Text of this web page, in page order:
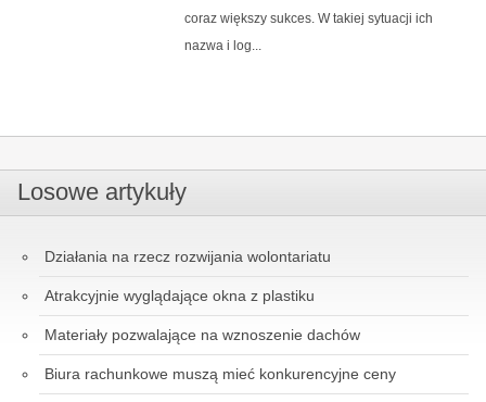
coraz większy sukces. W takiej sytuacji ich
nazwa i log...
Losowe artykuły
Działania na rzecz rozwijania wolontariatu
Atrakcyjnie wyglądające okna z plastiku
Materiały pozwalające na wznoszenie dachów
Biura rachunkowe muszą mieć konkurencyjne ceny